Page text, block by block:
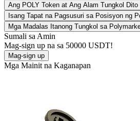
Ang POLY Token at Ang Alam Tungkol Dito
Isang Tapat na Pagsusuri sa Posisyon ng
Mga Madalas Itanong Tungkol sa
Sumali sa Amin
Mag-sign up na sa 50000 USDT!
Mag-sign up
Mga Mainit na Kaganapan